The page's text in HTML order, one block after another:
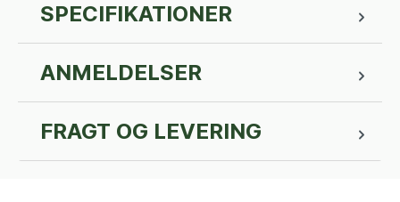
SPECIFIKATIONER
ANMELDELSER
FRAGT OG LEVERING